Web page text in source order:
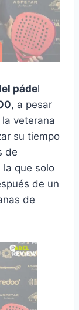
pádel
, a pesar
veterana
su tiempo
de
la que solo
de un
de